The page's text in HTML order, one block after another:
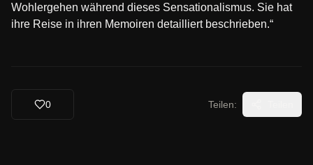
Wohlergehen während dieses Sensationalismus. Sie hat
ihre Reise in ihren Memoiren detailliert beschrieben.“
0 Teilen: